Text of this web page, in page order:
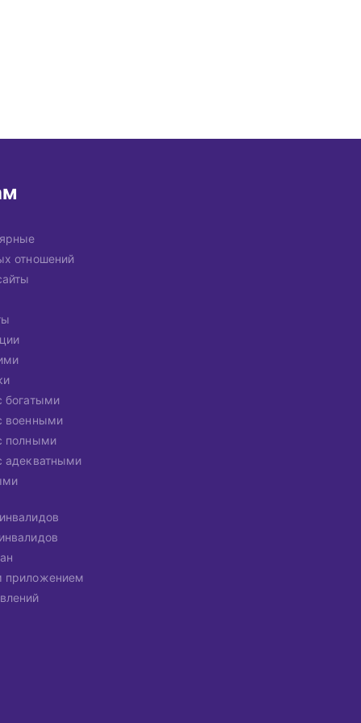
отношений
богатыми
военными
полными
адекватными
приложением